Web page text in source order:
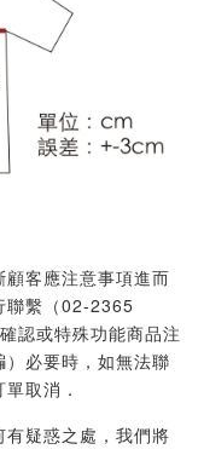
客應注意事項進而
聯繫（02-2365
認或特殊功能商品注
必要時，如無法聯
取消．
疑惑之處，我們將